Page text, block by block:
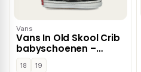
Vans
Vans In Old Skool Crib
babyschoenen –
Zwart
18
19